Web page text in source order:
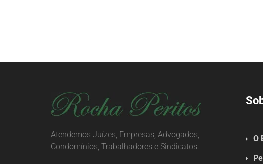
Atendemos Juízes, Empresas, Advogados,
Condomínios, Trabalhadores e Sindicatos.
O